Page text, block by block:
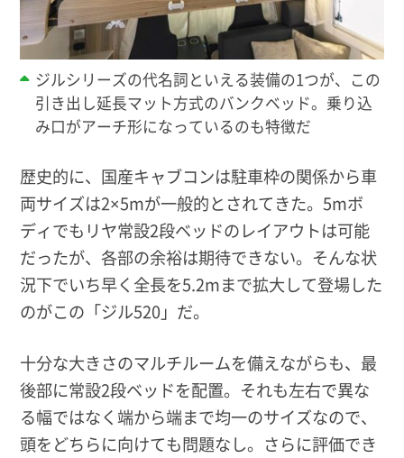
ジルシリーズの代名詞といえる装備の1つが、この
引き出し延長マット方式のバンクベッド。乗り込
み口がアーチ形になっているのも特徴だ
歴史的に、国産キャブコンは駐車枠の関係から車
両サイズは2×5mが一般的とされてきた。5mボ
ディでもリヤ常設2段ベッドのレイアウトは可能
だったが、各部の余裕は期待できない。そんな状
況下でいち早く全長を5.2mまで拡大して登場した
のがこの「ジル520」だ。
十分な大きさのマルチルームを備えながらも、最
後部に常設2段ベッドを配置。それも左右で異な
る幅ではなく端から端まで均一のサイズなので、
頭をどちらに向けても問題なし。さらに評価でき